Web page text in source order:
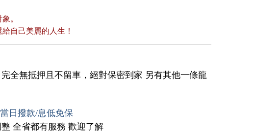
。
自己美麗的人生！
全無抵押且不留車，絕對保密到家 另有其他一條龍
日撥款/息低免保
全省都有服務 歡迎了解